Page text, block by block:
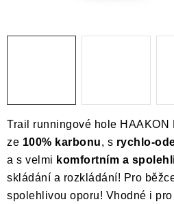
Trail runningové hole HAAKON
ze 100% karbonu, s rychlo-
a s velmi komfortním a
skládání a rozkládání! Pro
spolehlivou oporu! Vhodné i